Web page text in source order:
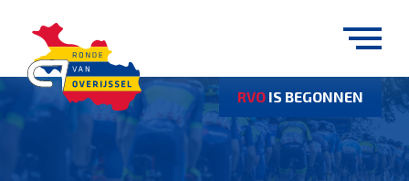
RVO IS BEGONNEN